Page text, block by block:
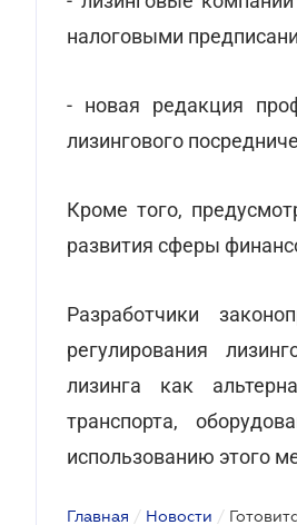
налоговыми
- новая редакция
лизингового
Кроме того,
развития сферы
Разработчики
регулирования
лизинга как
транспорта,
использованию этого
Главная / Новости /